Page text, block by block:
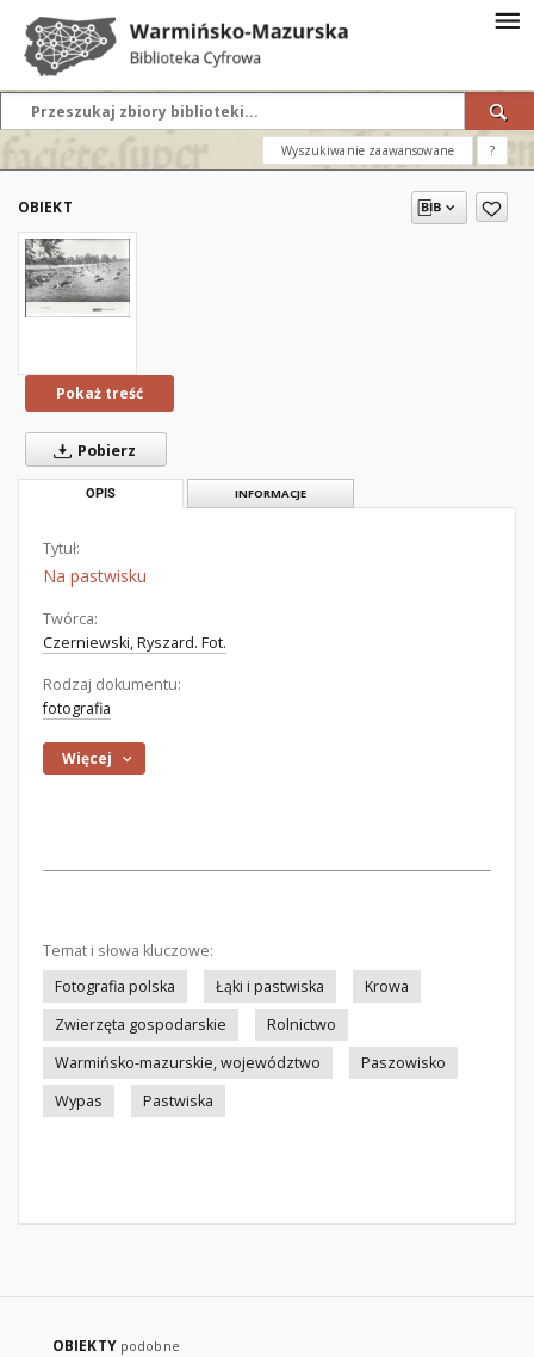
Wyszukiwanie zaawansowane ?
OBIEKT
Pokaż treść
Pobierz
OPIS INFORMACJE
Tytuł:
Na pastwisku
Twórca:
Czerniewski, Ryszard. Fot.
Rodzaj dokumentu:
fotografia
Więcej
Temat i słowa kluczowe:
Fotografia polska
Łąki i pastwiska
Krowa
Zwierzęta gospodarskie
Rolnictwo
Warmińsko-mazurskie, województwo
Paszowisko
Wypas
Pastwiska
OBIEKTY podobne